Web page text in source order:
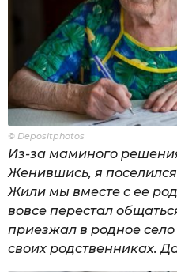
© Depositphotos
Из-за маминого
Женившись, я поселился
Жили мы вместе с ее
вовсе перестал
приезжал в родное
своих родственниках.